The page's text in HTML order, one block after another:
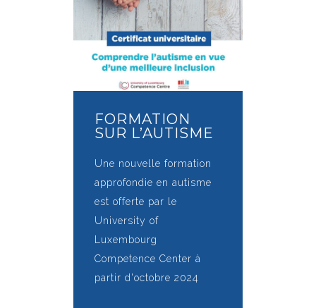
FORMATION
SUR L’AUTISME
Une nouvelle formation
approfondie en autisme
est offerte par le
University of
Luxembourg
Competence Center à
partir d'octobre 2024